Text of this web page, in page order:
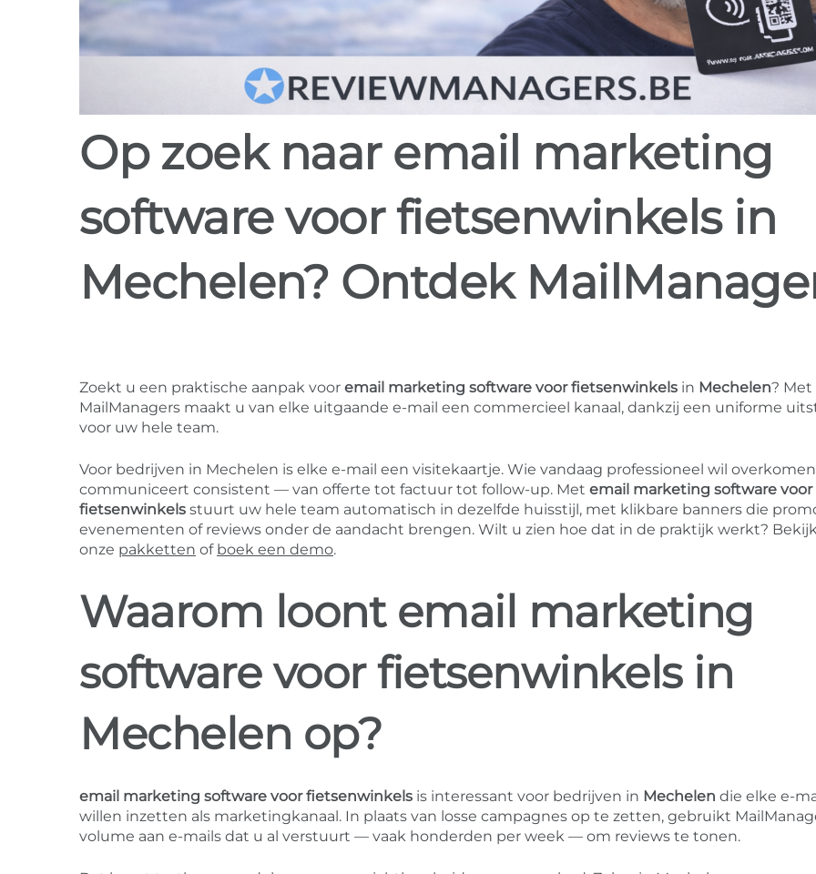
Op zoek naar email marketing
software voor fietsenwinkels in
Mechelen? Ontdek
Zoekt u een praktische aanpak voor email marketing software voor fietsenwinkels in Mechelen? Met
MailManagers maakt u van elke uitgaande e-mail een commercieel kanaal, dankzij een uniforme
voor uw hele team.
Voor bedrijven in Mechelen is elke e-mail een visitekaartje. Wie vandaag professioneel wil
communiceert consistent — van offerte tot factuur tot follow-up. Met email marketing software voor
fietsenwinkels stuurt uw hele team automatisch in dezelfde huisstijl, met klikbare banners die
evenementen of reviews onder de aandacht brengen. Wilt u zien hoe dat in de praktijk werkt?
onze pakketten of boek een demo.
Waarom loont email marketing
software voor fietsenwinkels in
Mechelen op?
email marketing software voor fietsenwinkels is interessant voor bedrijven in Mechelen die elke e-
willen inzetten als marketingkanaal. In plaats van losse campagnes op te zetten, gebruikt
volume aan e-mails dat u al verstuurt — vaak honderden per week — om reviews te tonen.